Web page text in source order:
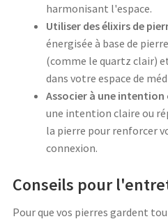
harmonisant l'espace.
Utiliser des élixirs de
énergisée à base de
(comme le quartz clair)
dans votre espace de
Associer à une intention
une intention claire ou
la pierre pour renforcer
connexion.
Conseils pour
Pour que vos pierres gardent